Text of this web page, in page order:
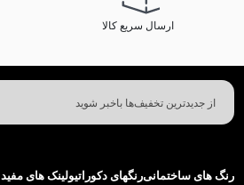
ارسال سریع کالا
رنگ های ساختمانیرنگهای دکوراتیولینک های مفید